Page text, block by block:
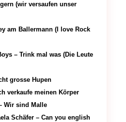
(wir versaufen unser
am Ballermann (I love Rock
– Trink mal was (Die Leute
grosse Hupen
verkaufe meinen Körper
Wir sind Malle
Schäfer – Can you english